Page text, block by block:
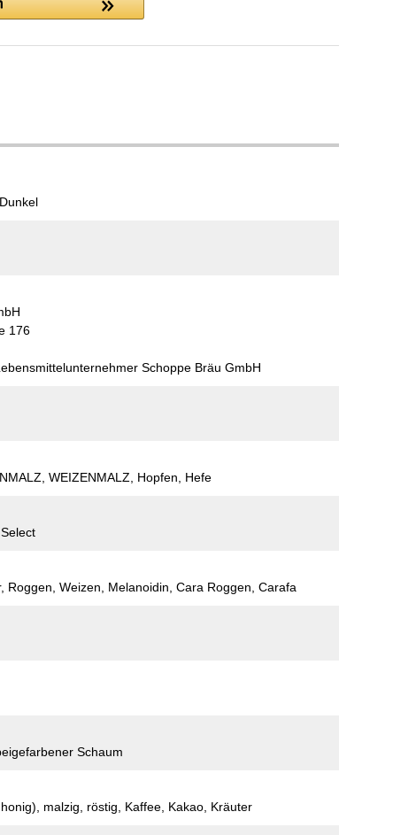
176
Schoppe Bräu GmbH
WEIZENMALZ, Hopfen, Hefe
Roggen, Weizen, Melanoidin, Cara Roggen, Carafa
Schaum
malzig, röstig, Kaffee, Kakao, Kräuter